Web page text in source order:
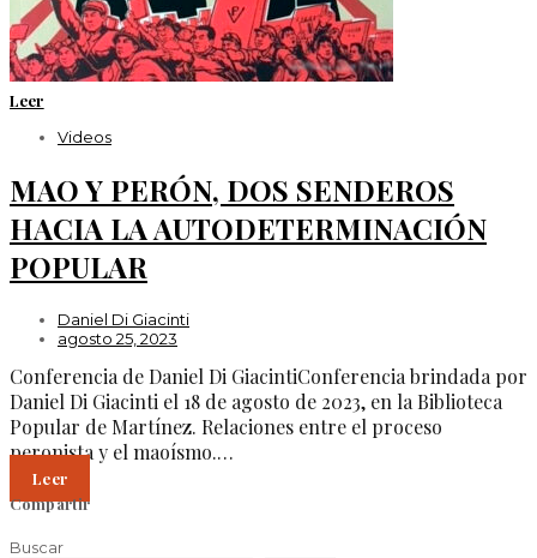
Leer
Videos
MAO Y PERÓN, DOS SENDEROS
HACIA LA AUTODETERMINACIÓN
POPULAR
Daniel Di Giacinti
agosto 25, 2023
Conferencia de Daniel Di GiacintiConferencia brindada por
Daniel Di Giacinti el 18 de agosto de 2023, en la Biblioteca
Popular de Martínez. Relaciones entre el proceso
peronista y el maoísmo.…
Leer
Compartir
Buscar